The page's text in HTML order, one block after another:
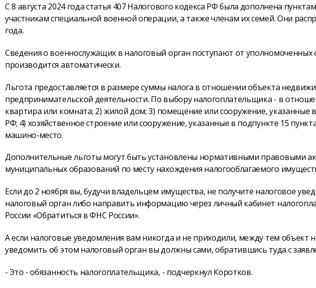
С 8 августа 2024 года статья 407 Налогового кодекса РФ была дополнена
участникам специальной военной операции, а также членам их семей. Они
года.
Сведения о военнослужащих в налоговый орган поступают от уполномоченных
производится автоматически.
Льгота предоставляется в размере суммы налога в отношении объекта
предпринимательской деятельности. По выбору налогоплательщика - в
квартира или комната; 2) жилой дом; 3) помещение или сооружение, указанные
РФ; 4) хозяйственное строение или сооружение, указанные в подпункте 15
машино-место.
Дополнительные льготы могут быть установлены нормативными правовыми
муниципальных образований по месту нахождения налогооблагаемого
Если до 2 ноября вы, будучи владельцем имущества, не получите налоговое
налоговый орган либо направить информацию через личный кабинет
России «Обратиться в ФНС России».
А если налоговые уведомления вам никогда и не приходили, между тем объект
уведомить об этом налоговый орган вы должны сами, обратившись туда с
- Это - обязанность налогоплательщика, - подчеркнул Коротков.